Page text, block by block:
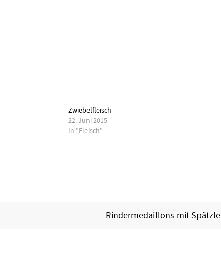
Zwiebelfleisch
22. Juni 2015
In "Fleisch"
Rindermedaillons mit Spätzle